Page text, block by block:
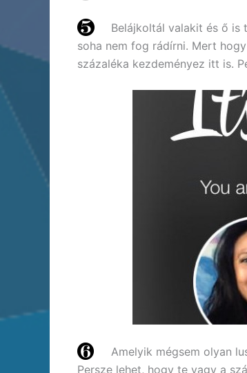
Belájkoltál valakit és ő is
soha nem fog rádírni. Mert
százaléka kezdeményez itt is.
Amelyik mégsem olyan
Persze lehet, hogy te vagy a